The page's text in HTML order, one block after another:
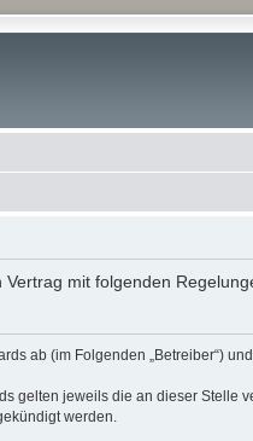
mit folgenden
ab (im Folgenden „Betreiber“)
gelten jeweils die an dieser Stelle
werden.